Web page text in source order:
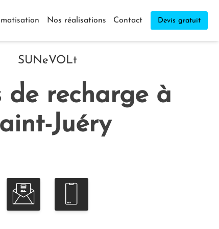
Nos réalisations Contact Devis gratuit
SUNeVOLt
de recharge à
Juéry